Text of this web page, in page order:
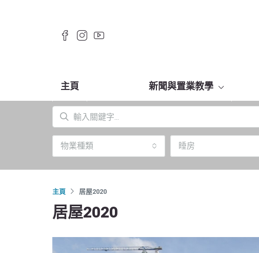
主頁 新聞與置業教學
物業種類 睡房
主頁 居屋2020
居屋2020